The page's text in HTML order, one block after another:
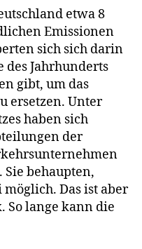
etwa 8
Emissionen
sich sich darin
des Jahrhunderts
gibt, um das
ersetzen. Unter
haben sich
der
Sie behaupten,
Das ist aber
So lange kann die